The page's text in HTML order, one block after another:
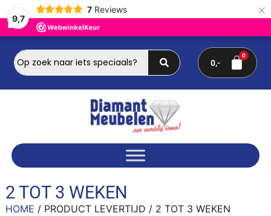
9,7
7 Reviews ×
0
2 TOT 3 WEKEN
HOME / PRODUCT LEVERTIJD / 2 TOT 3 WEKEN